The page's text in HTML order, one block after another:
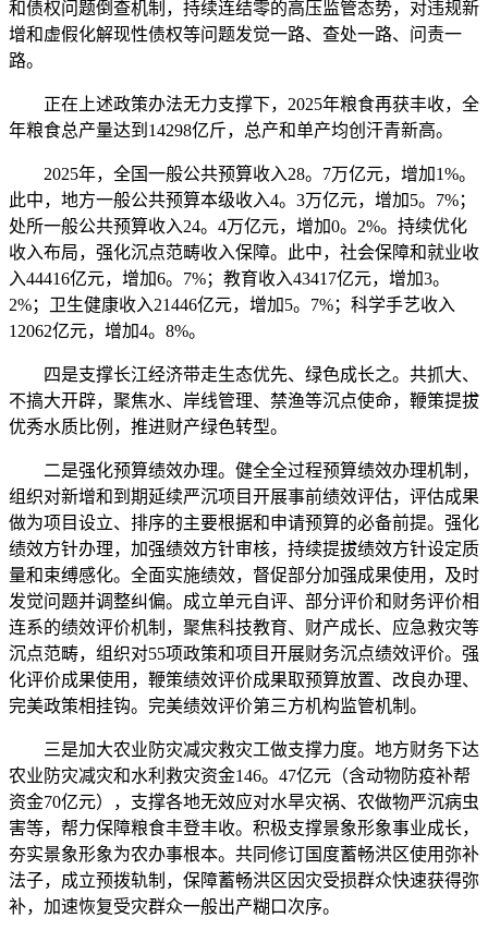
和债权问题倒查机制，持续连结零的高压监管态势，对违规新
增和虚假化解现性债权等问题发觉一路、查处一路、问责一
路。
正在上述政策办法无力支撑下，2025年粮食再获丰收，全
年粮食总产量达到14298亿斤，总产和单产均创汗青新高。
2025年，全国一般公共预算收入28。7万亿元，增加1%。
此中，地方一般公共预算本级收入4。3万亿元，增加5。7%；
处所一般公共预算收入24。4万亿元，增加0。2%。持续优化
收入布局，强化沉点范畴收入保障。此中，社会保障和就业收
入44416亿元，增加6。7%；教育收入43417亿元，增加3。
2%；卫生健康收入21446亿元，增加5。7%；科学手艺收入
12062亿元，增加4。8%。
四是支撑长江经济带走生态优先、绿色成长之。共抓大、
不搞大开辟，聚焦水、岸线管理、禁渔等沉点使命，鞭策提拔
优秀水质比例，推进财产绿色转型。
二是强化预算绩效办理。健全全过程预算绩效办理机制，
组织对新增和到期延续严沉项目开展事前绩效评估，评估成果
做为项目设立、排序的主要根据和申请预算的必备前提。强化
绩效方针办理，加强绩效方针审核，持续提拔绩效方针设定质
量和束缚感化。全面实施绩效，督促部分加强成果使用，及时
发觉问题并调整纠偏。成立单元自评、部分评价和财务评价相
连系的绩效评价机制，聚焦科技教育、财产成长、应急救灾等
沉点范畴，组织对55项政策和项目开展财务沉点绩效评价。强
化评价成果使用，鞭策绩效评价成果取预算放置、改良办理、
完美政策相挂钩。完美绩效评价第三方机构监管机制。
三是加大农业防灾减灾救灾工做支撑力度。地方财务下达
农业防灾减灾和水利救灾资金146。47亿元（含动物防疫补帮
资金70亿元），支撑各地无效应对水旱灾祸、农做物严沉病虫
害等，帮力保障粮食丰登丰收。积极支撑景象形象事业成长，
夯实景象形象为农办事根本。共同修订国度蓄畅洪区使用弥补
法子，成立预拨轨制，保障蓄畅洪区因灾受损群众快速获得弥
补，加速恢复受灾群众一般出产糊口次序。